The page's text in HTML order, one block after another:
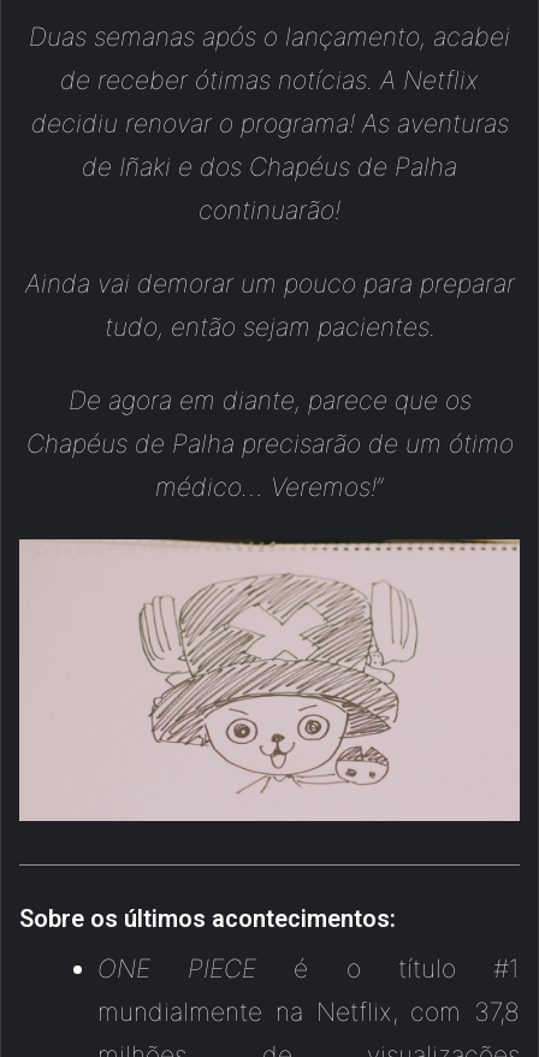
Duas semanas após o lançamento, acabei
de receber ótimas notícias. A Netflix
decidiu renovar o programa! As aventuras
de Iñaki e dos Chapéus de Palha
continuarão!
Ainda vai demorar um pouco para preparar
tudo, então sejam pacientes.
De agora em diante, parece que os
Chapéus de Palha precisarão de um ótimo
médico… Veremos!”
Sobre os últimos acontecimentos:
ONE PIECE é o título #1
mundialmente na Netflix, com 37,8